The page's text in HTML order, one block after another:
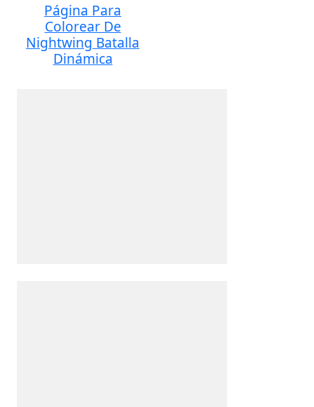
Página Para
Colorear De
Nightwing Batalla
Dinámica